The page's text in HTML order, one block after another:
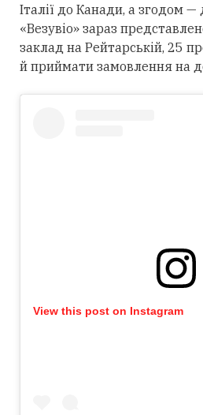
Італії до Канади, а згодом —
«Везувіо» зараз
заклад на Рейтарській, 25
й приймати замовлення на
View this post on Instagram